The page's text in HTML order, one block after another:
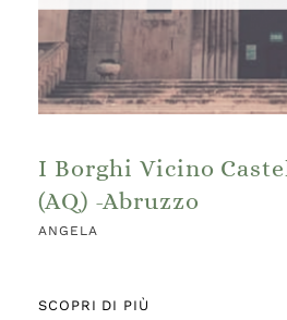
I Borghi Vicino
(AQ) -Abruzzo
ANGELA
SCOPRI DI PIÙ